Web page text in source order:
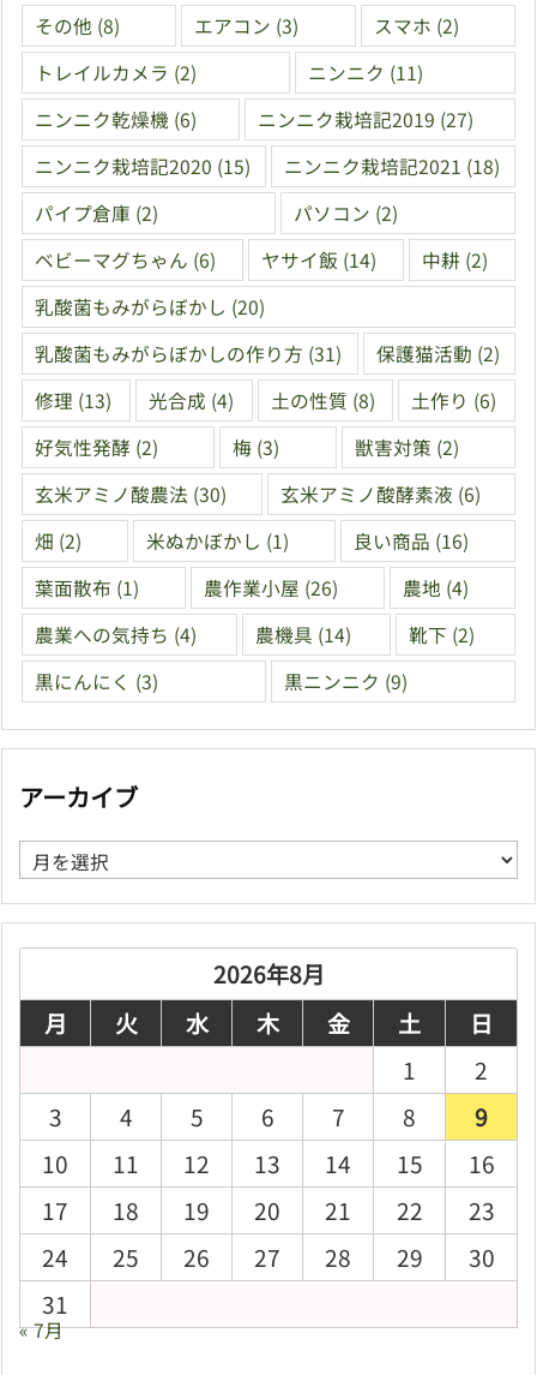
その他 (8) エアコン (3) スマホ (2)
トレイルカメラ (2) ニンニク (11)
ニンニク乾燥機 (6) ニンニク栽培記2019 (27)
ニンニク栽培記2020 (15) ニンニク栽培記2021 (18)
パイプ倉庫 (2) パソコン (2)
ベビーマグちゃん (6) ヤサイ飯 (14) 中耕 (2)
乳酸菌もみがらぼかし (20)
乳酸菌もみがらぼかしの作り方 (31) 保護猫活動 (2)
修理 (13) 光合成 (4) 土の性質 (8) 土作り (6)
好気性発酵 (2) 梅 (3) 獣害対策 (2)
玄米アミノ酸農法 (30) 玄米アミノ酸酵素液 (6)
畑 (2) 米ぬかぼかし (1) 良い商品 (16)
葉面散布 (1) 農作業小屋 (26) 農地 (4)
農業への気持ち (4) 農機具 (14) 靴下 (2)
黒にんにく (3) 黒ニンニク (9)
アーカイブ
ア
ー
カ
2026年8月
月
火 水 木 金 土
日
1
2
3
4 5 6 7 8
9
10
11 12 13 14 15
16
17
18 19 20 21 22
23
24
25 26 27 28 29
30
31
« 7月